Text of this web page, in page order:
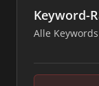
Keyword-
Alle